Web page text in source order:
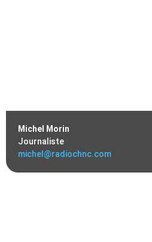
Michel Morin
Journaliste
michel@radiochnc.com